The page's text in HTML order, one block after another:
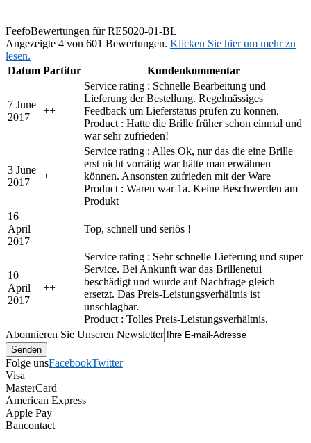
FeefoBewertungen für RE5020-01-BL
Angezeigte 4 von 601 Bewertungen. Klicken Sie hier um mehr zu
lesen.
Datum Partitur Kundenkommentar
7 June
2017
++
Service rating : Schnelle Bearbeitung und
Lieferung der Bestellung. Regelmässiges
Feedback um Lieferstatus prüfen zu können.
Product : Hatte die Brille früher schon einmal und
war sehr zufrieden!
3 June
2017
+
Service rating : Alles Ok, nur das die eine Brille
erst nicht vorrätig war hätte man erwähnen
können. Ansonsten zufrieden mit der Ware
Product : Waren war 1a. Keine Beschwerden am
Produkt
16
April
2017
Top, schnell und seriös !
10
April
2017
++
Service rating : Sehr schnelle Lieferung und super
Service. Bei Ankunft war das Brillenetui
beschädigt und wurde auf Nachfrage gleich
ersetzt. Das Preis-Leistungsverhältnis ist
unschlagbar.
Product : Tolles Preis-Leistungsverhältnis.
Abonnieren Sie Unseren Newsletter
Folge unsFacebookTwitter
Visa
MasterCard
American Express
Apple Pay
Bancontact